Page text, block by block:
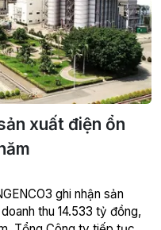
xuất điện ổn
ghi nhận sản
thu 14.533 tỷ đồng,